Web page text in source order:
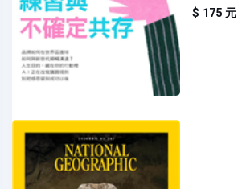
$ 175 元